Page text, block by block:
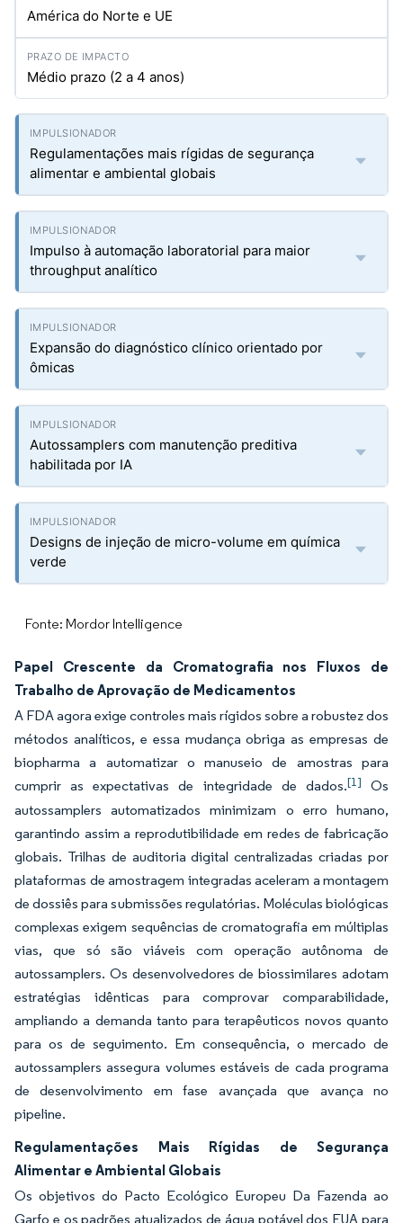
América do Norte e UE
Médio prazo (2 a 4 anos)
Regulamentações mais rígidas de segurança
alimentar e ambiental globais
Impulso à automação laboratorial para maior
throughput analítico
Expansão do diagnóstico clínico orientado por
ômicas
Autossamplers com manutenção preditiva
habilitada por IA
Designs de injeção de micro-volume em química
verde
Fonte: Mordor Intelligence
Papel Crescente da Cromatografia nos Fluxos de
Trabalho de Aprovação de Medicamentos
A FDA agora exige controles mais rígidos sobre a robustez dos
métodos analíticos, e essa mudança obriga as empresas de
biopharma a automatizar o manuseio de amostras para
cumprir as expectativas de integridade de dados.[1]
Os
autossamplers automatizados minimizam o erro humano,
garantindo assim a reprodutibilidade em redes de fabricação
globais. Trilhas de auditoria digital centralizadas criadas por
plataformas de amostragem integradas aceleram a montagem
de dossiês para submissões regulatórias. Moléculas biológicas
complexas exigem sequências de cromatografia em múltiplas
vias, que só são viáveis com operação autônoma de
autossamplers. Os desenvolvedores de biossimilares adotam
estratégias idênticas para comprovar comparabilidade,
ampliando a demanda tanto para terapêuticos novos quanto
para os de seguimento. Em consequência, o mercado de
autossamplers assegura volumes estáveis de cada programa
de desenvolvimento em fase avançada que avança no
pipeline.
Regulamentações Mais Rígidas de Segurança
Alimentar e Ambiental Globais
Os objetivos do Pacto Ecológico Europeu Da Fazenda ao
Garfo e os padrões atualizados de água potável dos EUA para